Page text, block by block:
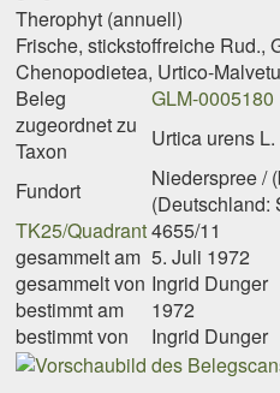
Therophyt (annuell)
Frische, stickstoffreiche Rud.,
Chenopodietea, Urtico-
Beleg
GLM-0005180
zugeordnet zu
Taxon
Urtica urens L.
Fundort
Niederspree /
(Deutschland:
TK25/Quadrant4655/11
gesammelt am 5. Juli 1972
gesammelt von Ingrid Dunger
bestimmt am
1972
bestimmt von
Ingrid Dunger